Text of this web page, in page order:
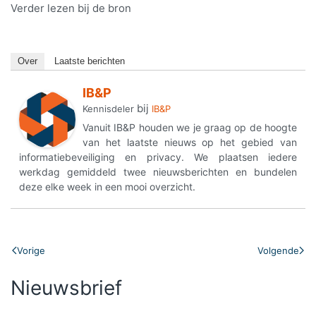
Verder lezen bij de bron
Over Laatste berichten
IB&P
Kennisdeler bij IB&P
Vanuit IB&P houden we je graag op de hoogte
van het laatste nieuws op het gebied van
informatiebeveiliging en privacy. We plaatsen iedere
werkdag gemiddeld twee nieuwsberichten en bundelen
deze elke week in een mooi overzicht.
Vorige Volgende
Nieuwsbrief